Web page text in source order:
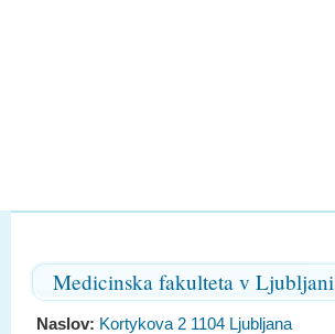
Medicinska fakulteta v Ljubljani
Naslov: Kortykova 2 1104 Ljubljana